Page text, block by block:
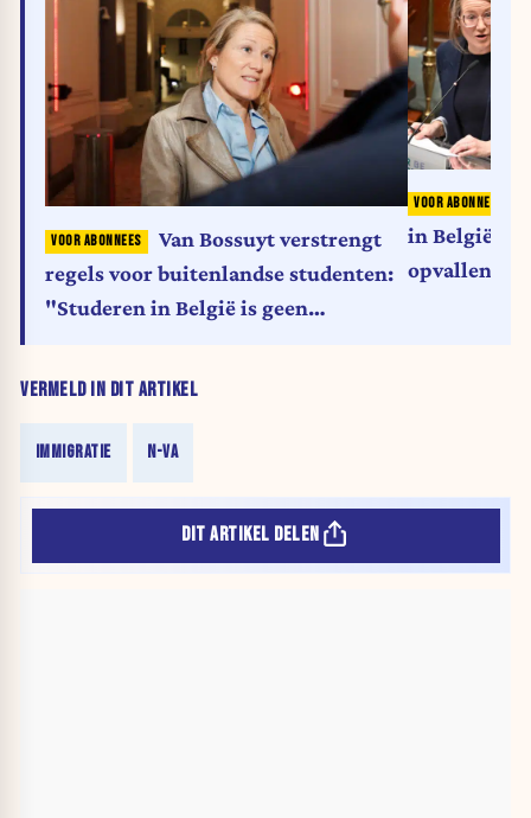
VERMELD IN DIT ARTIKEL
IMMIGRATIE N-VA
Van Bossuyt verstrengt
regels voor buitenlandse studenten:
"Studeren in België is geen
in België:
opvallende
DIT ARTIKEL DELEN